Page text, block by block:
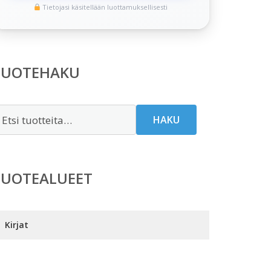
Tietojasi käsitellään luottamuksellisesti
HAKU
Kirjat